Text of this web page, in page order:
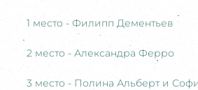
1 место - Филипп Дементьев
2 место - Александра Ферро
3 место - Полина Альберт и